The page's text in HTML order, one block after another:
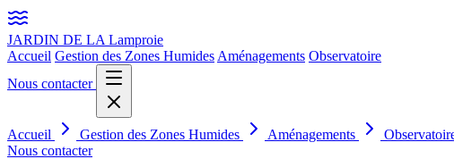
JARDIN DE LA Lamproie
Accueil Gestion des Zones Humides Aménagements Observatoire
Nous contacter
Accueil Gestion des Zones Humides Aménagements
Nous contacter